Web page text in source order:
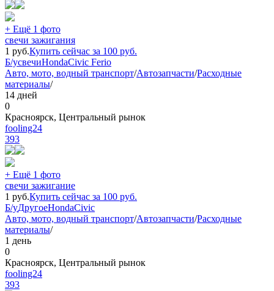
+ Ещё 1 фото
свечи зажигания
1 руб.Купить сейчас за 100 руб.
Б/усвечиHondaCivic Ferio
Авто, мото, водный транспорт/Автозапчасти/Расходные
материалы/
14 дней
0
Красноярск, Центральный рынок
fooling24
393
+ Ещё 1 фото
свечи зажигание
1 руб.Купить сейчас за 100 руб.
Б/уДругоеHondaCivic
Авто, мото, водный транспорт/Автозапчасти/Расходные
материалы/
1 день
0
Красноярск, Центральный рынок
fooling24
393